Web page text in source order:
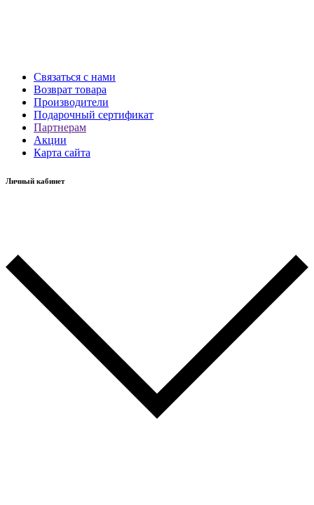
Связаться с нами
Возврат товара
Производители
Подарочный сертификат
Партнерам
Акции
Карта сайта
Личный кабинет